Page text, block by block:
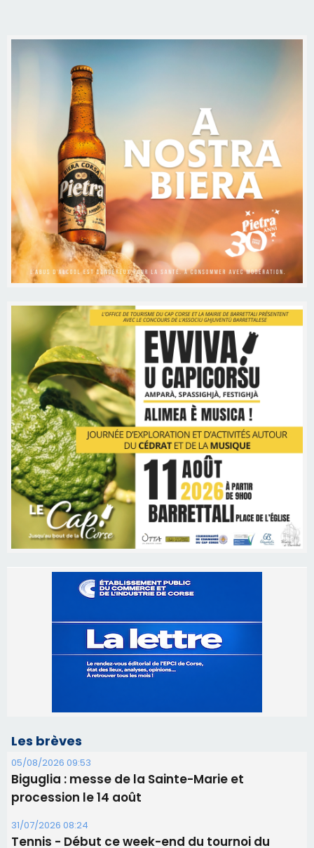
05/08/2026 09:53
Biguglia : messe de la Sainte-Marie et
procession le 14 août
Tennis - Début ce week-end du tournoi du
31/07/2026 08:22
82ème anniversaire de la disparition du
Commandant Antoine de Saint Exupery
30/07/2026 10:16
Lecci : I Messageri en concert gratuit jeudi soir